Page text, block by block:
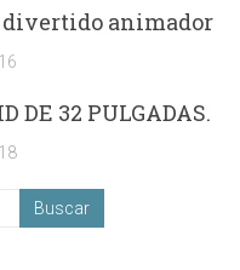
animador
DE 32 PULGADAS.